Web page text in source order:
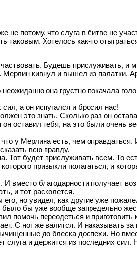
не потому, что слуга в битве не
таковым. Хотелось как-то
Будешь прислуживать, и
кивнул и вышел из палатки.
она грустно покачала
а он испугался и бросил нас!
это знать. Сколько раз он
оставил тебя, на это были очень
у Мерлина есть, чем
всю правду.
Тот будет прислуживать всем. То
привыкли полагаться, и
вместо благодарности получает
и тот расколется.
но увидел, как другие уже
было бы уже вообще запредельно
помочь переодеться и
С ног же валится. И наказывать
до блеска доспехи. Но
и держится из последних сил.